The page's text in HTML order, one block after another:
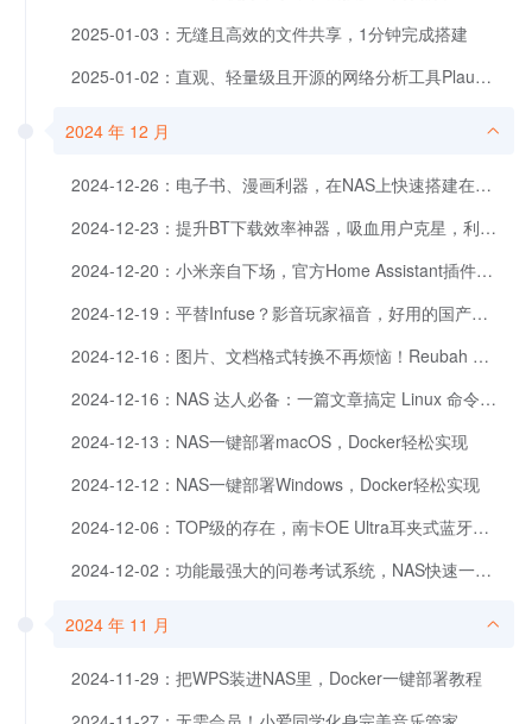
2025-01-03：无缝且高效的文件共享，1分钟完成搭建
2025-01-02：直观、轻量级且开源的网络分析工具Plausible，Google Analytics 替代品
2024 年 12 月
2024-12-26：电子书、漫画利器，在NAS上快速搭建在线电子书/漫画/CG/画集库。
2024-12-23：提升BT下载效率神器，吸血用户克星，利用PBH全面优化下载体验
2024-12-20：小米亲自下场，官方Home Assistant插件，附保姆级教程
2024-12-19：平替Infuse？影音玩家福音，好用的国产播果系放器，VidHub显然更厚道。
2024-12-16：图片、文档格式转换不再烦恼！Reubah 一键解决你的所有需求
2024-12-16：NAS 达人必备：一篇文章搞定 Linux 命令与 Docker 部署
2024-12-13：NAS一键部署macOS，Docker轻松实现
2024-12-12：NAS一键部署Windows，Docker轻松实现
2024-12-06：TOP级的存在，南卡OE Ultra耳夹式蓝牙耳机
2024-12-02：功能最强大的问卷考试系统，NAS快速一键部署！再来一场酣畅淋漓的考试吧！
2024 年 11 月
2024-11-29：把WPS装进NAS里，Docker一键部署教程